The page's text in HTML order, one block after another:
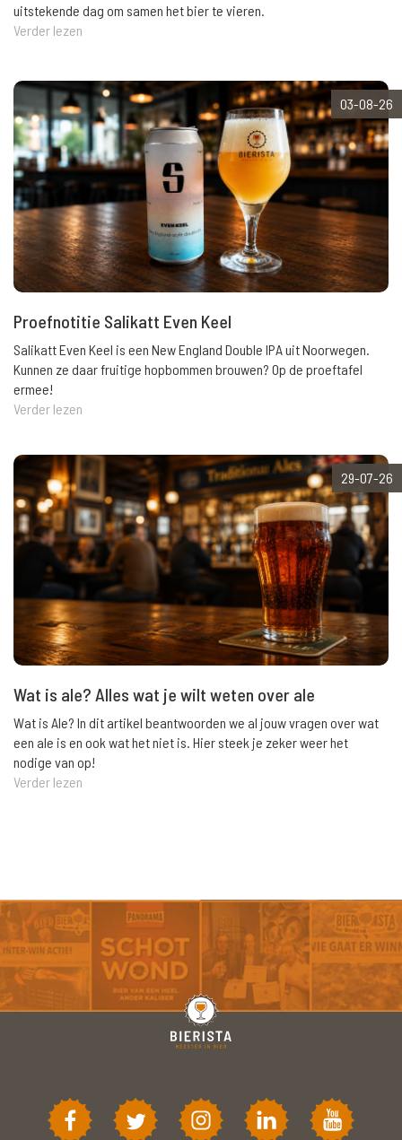
uitstekende dag om samen het bier te vieren.
Verder lezen
03-08-26
Proefnotitie Salikatt Even Keel
Salikatt Even Keel is een New England Double IPA uit Noorwegen.
Kunnen ze daar fruitige hopbommen brouwen? Op de proeftafel
ermee!
Verder lezen
29-07-26
Wat is ale? Alles wat je wilt weten over ale
Wat is Ale? In dit artikel beantwoorden we al jouw vragen over wat
een ale is en ook wat het niet is. Hier steek je zeker weer het
nodige van op!
Verder lezen